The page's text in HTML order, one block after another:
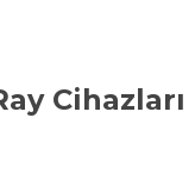
Cihazları